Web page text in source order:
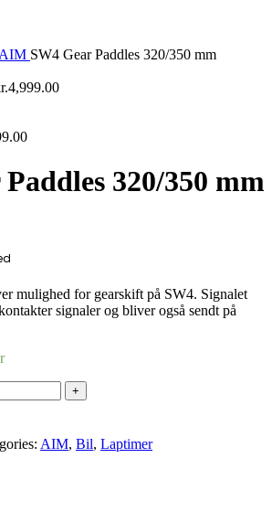
AIM SW4 Gear Paddles 320/350 mm
4,999.00
320/350 mm
mulighed for gearskift på SW4. Signalet
signaler og bliver også sendt på
AIM, Bil, Laptimer